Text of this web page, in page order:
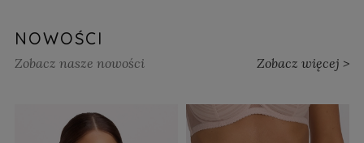
NOWOŚCI
Zobacz nasze nowości Zobacz więcej >